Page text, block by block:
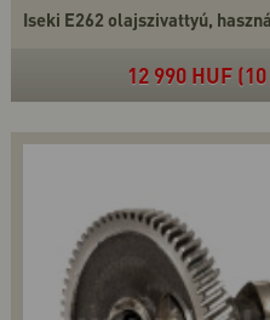
Iseki E262 olajszivattyú,
12 990 HUF